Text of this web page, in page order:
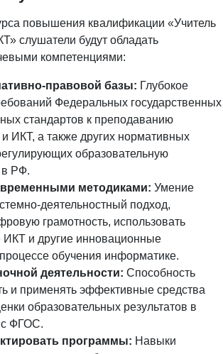
повышения квалификации «Учитель
слушатели будут обладать
компетенциями:
правовой базы: Глубокое
Федеральных государственных
стандартов к преподаванию
ИКТ, а также других нормативных
образовательную
в РФ.
методиками: Умение
деятельностный подход,
грамотность, использовать
и другие инновационные
обучения информатике.
деятельности: Способность
и применять эффективные средства
образовательных результатов в
с ФГОС.
программы: Навыки